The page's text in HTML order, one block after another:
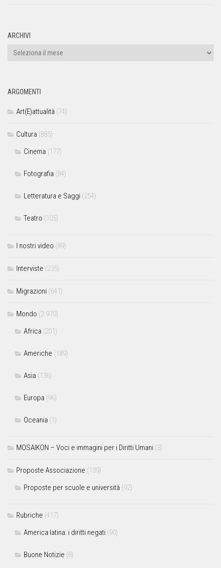
ARCHIVI
ARGOMENTI
Art(E)attualità (74)
Cultura (885)
Cinema (177)
Fotografia (84)
Letteratura e Saggi (254)
Teatro (105)
I nostri video (89)
Interviste (235)
Migrazioni (641)
Mondo (2.970)
Africa (201)
Americhe (189)
Asia (136)
Europa (96)
Oceania (1)
MOSAIKON – Voci e immagini per i Diritti Umani (3)
Proposte Associazione (139)
Proposte per scuole e università (92)
Rubriche (417)
America latina: i diritti negati (90)
Buone Notizie (8)